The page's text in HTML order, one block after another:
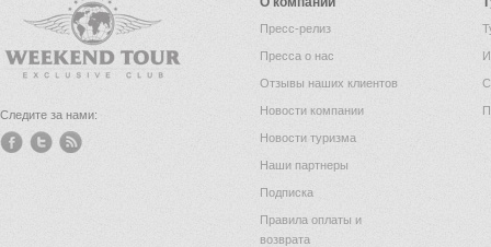
Следите за нами:
Пресс-релиз
Пресса о нас
Отзывы наших клиентов
Новости компании
Новости туризма
Наши партнеры
Подписка
Правила оплаты и
возврата